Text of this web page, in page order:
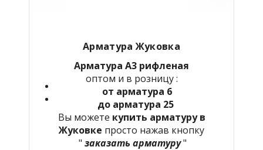
Арматура Жуковка
Арматура А3 рифленая
оптом и в розницу :
от арматура 6
до арматура 25
Вы можете купить арматуру в
Жуковке просто нажав кнопку
" заказать арматуру"